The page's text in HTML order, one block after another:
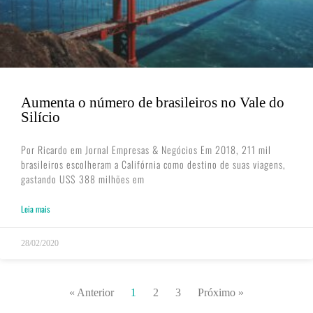
Aumenta o número de brasileiros no Vale do
Silício
Por Ricardo em Jornal Empresas & Negócios Em 2018, 211 mil
brasileiros escolheram a Califórnia como destino de suas viagens,
gastando US$ 388 milhões em
Leia mais
28/02/2020
« Anterior 1 2 3 Próximo »